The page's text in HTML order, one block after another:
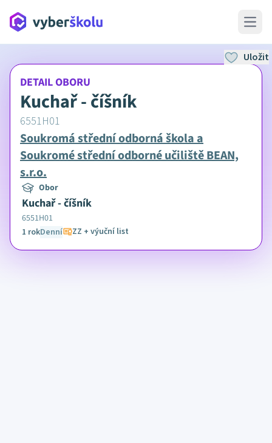
Open
DETAIL OBORU
Kuchař - číšník
6551H01
Soukromá střední odborná škola a
Soukromé střední odborné učiliště BEAN,
s.r.o.
Obor
Kuchař - číšník
6551H01
1 rokDenní ZZ + výuční list
Uložit